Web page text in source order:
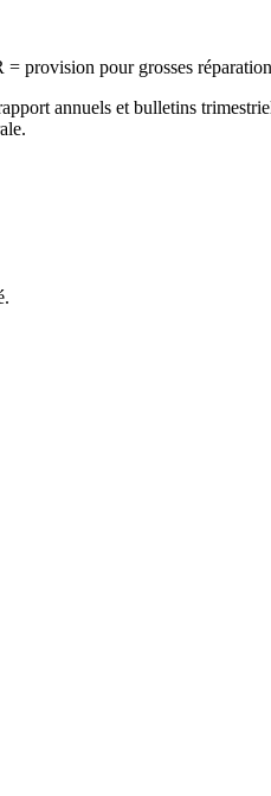
provision pour grosses
annuels et bulletins